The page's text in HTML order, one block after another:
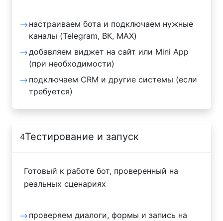
настраиваем бота и подключаем нужные
каналы (Telegram, ВК, MAX)
добавляем виджет на сайт или Mini App
(при необходимости)
подключаем CRM и другие системы (если
требуется)
4Тестирование и запуск
Готовый к работе бот, проверенный на
реальных сценариях
проверяем диалоги, формы и запись на